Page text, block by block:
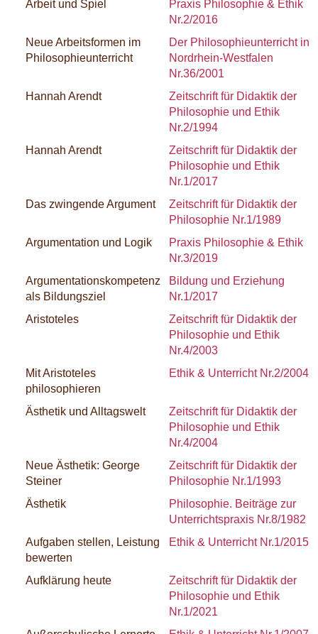
Arbeit und Spiel
Praxis Philosophie & Ethik
Nr.2/2016
Neue Arbeitsformen im
Philosophieunterricht
Der Philosophieunterricht in
Nordrhein-Westfalen
Nr.36/2001
Hannah Arendt
Zeitschrift für Didaktik der
Philosophie und Ethik
Nr.2/1994
Hannah Arendt
Zeitschrift für Didaktik der
Philosophie und Ethik
Nr.1/2017
Das zwingende Argument
Zeitschrift für Didaktik der
Philosophie Nr.1/1989
Argumentation und Logik
Praxis Philosophie & Ethik
Nr.3/2019
Argumentationskompetenz
als Bildungsziel
Bildung und Erziehung
Nr.1/2017
Aristoteles
Zeitschrift für Didaktik der
Philosophie und Ethik
Nr.4/2003
Mit Aristoteles
philosophieren
Ethik & Unterricht Nr.2/2004
Ästhetik und Alltagswelt
Zeitschrift für Didaktik der
Philosophie und Ethik
Nr.4/2004
Neue Ästhetik: George
Steiner
Zeitschrift für Didaktik der
Philosophie Nr.1/1993
Ästhetik
Philosophie. Beiträge zur
Unterrichtspraxis Nr.8/1982
Aufgaben stellen, Leistung
bewerten
Ethik & Unterricht Nr.1/2015
Aufklärung heute
Zeitschrift für Didaktik der
Philosophie und Ethik
Nr.1/2021